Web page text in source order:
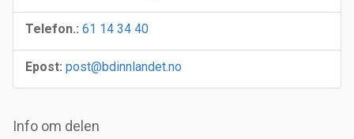
Telefon.: 61 14 34 40
Epost: post@bdinnlandet.no
Info om delen